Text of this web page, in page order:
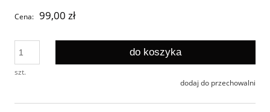
Cena: 99,00 zł
szt.
do koszyka
dodaj do przechowalni